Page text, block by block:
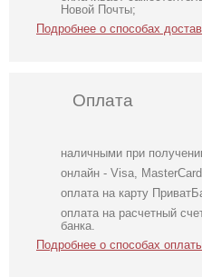
Новой Почты;
Подробнее о способах
Оплата
наличными при
онлайн - Visa,
оплата на карту
оплата на расчетный
банка.
Подробнее о способах